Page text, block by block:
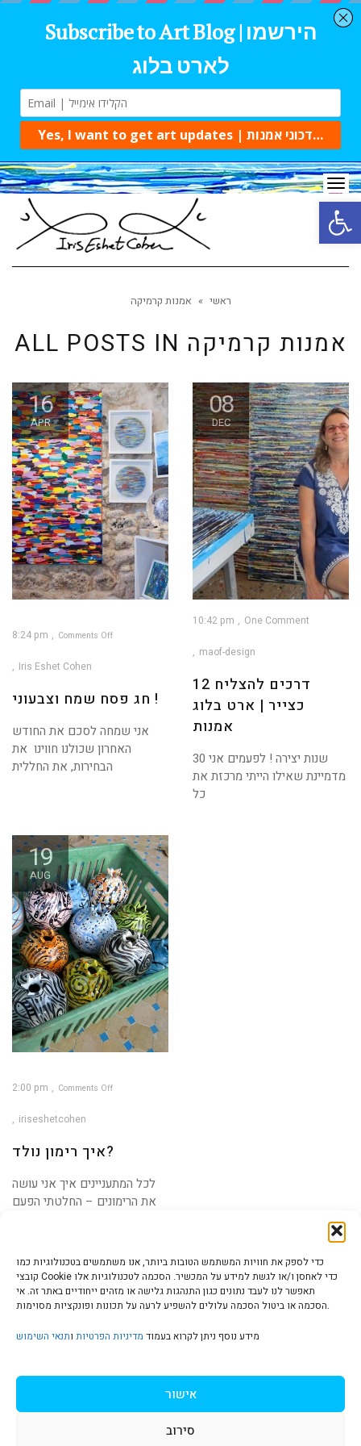
כדי לספק את חוויות המשתמש הטובות ביותר, אנו משתמשים בטכנולוגיות כמו
קובצי Cookie כדי לאחסן ו/או לגשת למידע על המכשיר. הסכמה לטכנולוגיות אלו
תאפשר לנו לעבד נתונים כגון התנהגות גלישה או מזהים ייחודיים באתר זה. אי
הסכמה או ביטול הסכמה עלולים להשפיע לרעה על תכונות ופונקציות מסוימות.
מידע נוסף ניתן לקרוא בעמוד מדיניות הפרטיות ותנאי השימוש
אישור
סירוב
ראשי » אמנות קרמיקה
ALL POSTS IN אמנות קרמיקה
16
APR
8:24 pm Comments Off
Iris Eshet Cohen
חג פסח שמח וצבעוני !
אני שמחה לסכם את החודש
האחרון שכולנו חווינו את
הבחירות, את החללית
08
DEC
10:42 pm One Comment
maof-design
12 דרכים להצליח
כצייר | ארט בלוג
אמנות
30 שנות יצירה ! לפעמים אני
מדמיינת שאילו הייתי מרכזת את
כל
19
AUG
2:00 pm Comments Off
iriseshetcohen
איך רימון נולד?
לכל המתעניינים איך אני עושה
את הרימונים – החלטתי הפעם
הצהרת נגישות | Accessibility